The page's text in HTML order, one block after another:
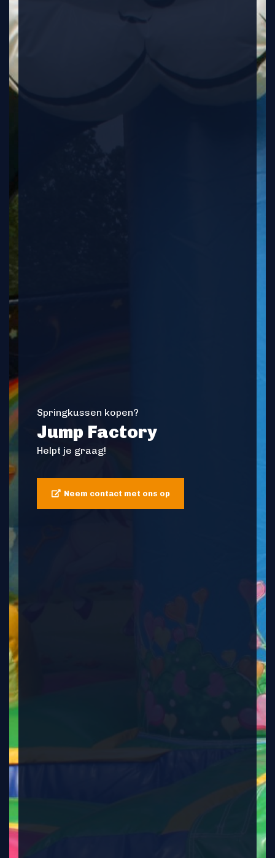
Springkussen kopen?
Jump Factory
Helpt je graag!
Neem contact met ons op